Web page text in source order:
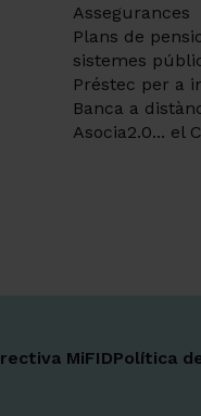
Assegurances
Plans de
sistemes
Préstec per a
Banca a
Asocia2.0... el
MiFIDPolítica